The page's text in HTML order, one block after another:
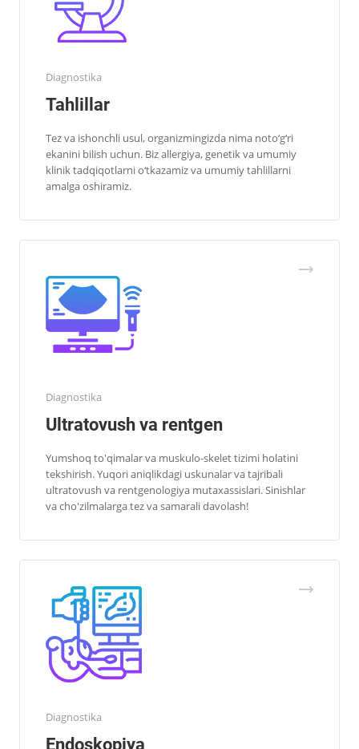
Diagnostika
Tahlillar
Tez va ishonchli usul, organizmingizda nima noto‘g‘ri
ekanini bilish uchun. Biz allergiya, genetik va umumiy
klinik tadqiqotlarni o‘tkazamiz va umumiy tahlillarni
amalga oshiramiz.
Diagnostika
Ultratovush va rentgen
Yumshoq to'qimalar va muskulo-skelet tizimi holatini
tekshirish. Yuqori aniqlikdagi uskunalar va tajribali
ultratovush va rentgenologiya mutaxassislari. Sinishlar
va cho'zilmalarga tez va samarali davolash!
Diagnostika
Endoskopiya